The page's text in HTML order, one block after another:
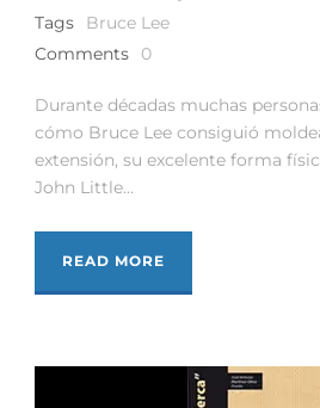
Tags
Bruce Lee
Comments
0
Durante décadas muchas
cómo Bruce Lee consiguió
extensión, su excelente forma
John Little...
READ MORE